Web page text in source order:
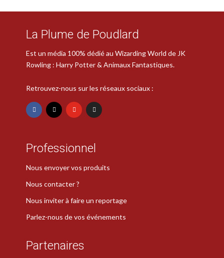
La Plume de Poudlard
Est un média 100% dédié au Wizarding World de JK
Rowling : Harry Potter & Animaux Fantastiques.
Retrouvez-nous sur les réseaux sociaux :
Professionnel
Nous envoyer vos produits
Nous contacter ?
Nous inviter à faire un reportage
Parlez-nous de vos événements
Partenaires